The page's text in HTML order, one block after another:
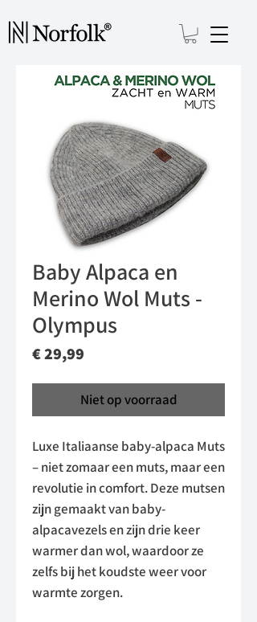
Baby Alpaca en
Merino Wol Muts -
Olympus
€ 29,99
Niet op voorraad
Luxe Italiaanse baby-alpaca Muts
– niet zomaar een muts, maar een
revolutie in comfort. Deze mutsen
zijn gemaakt van baby-
alpacavezels en zijn drie keer
warmer dan wol, waardoor ze
zelfs bij het koudste weer voor
warmte zorgen.